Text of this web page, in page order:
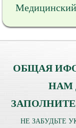
Медицинский
ОБЩАЯ
НАМ
НЕ ЗАБУДЬТЕ